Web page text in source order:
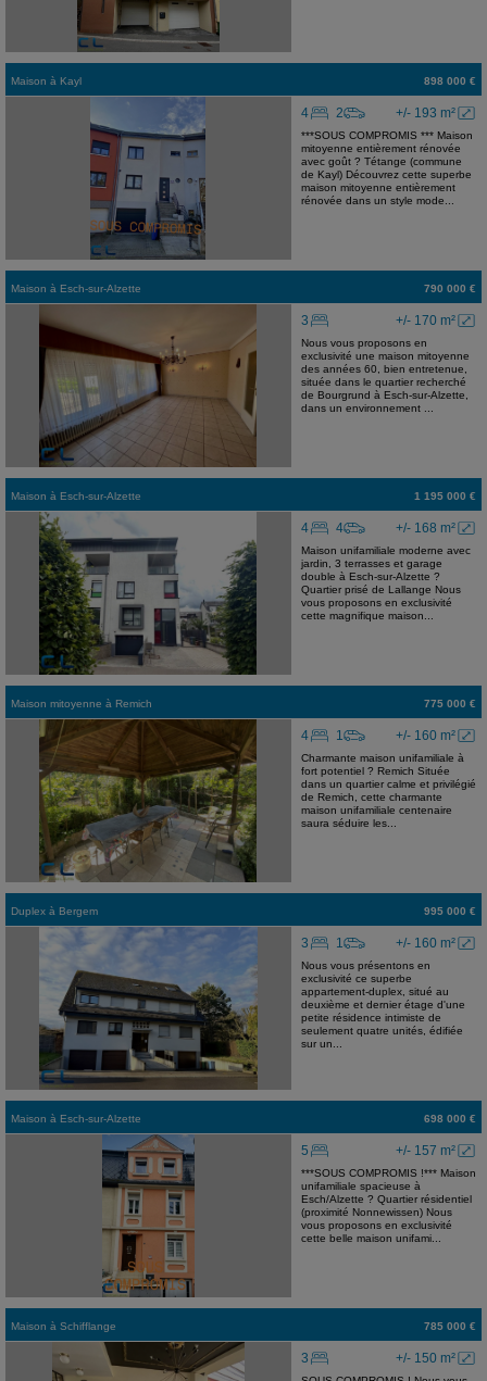
Maison à Kayl 898 000 €
+/- 193 m²
4 2
***SOUS COMPROMIS *** Maison
mitoyenne entièrement rénovée
avec goût ? Tétange (commune
de Kayl) Découvrez cette superbe
maison mitoyenne entièrement
rénovée dans un style mode...
Maison à Esch-sur-Alzette 790 000 €
+/- 170 m²
3
Nous vous proposons en
exclusivité une maison mitoyenne
des années 60, bien entretenue,
située dans le quartier recherché
de Bourgrund à Esch-sur-Alzette,
dans un environnement ...
Maison à Esch-sur-Alzette 1 195 000 €
+/- 168 m²
4 4
Maison unifamiliale moderne avec
jardin, 3 terrasses et garage
double à Esch-sur-Alzette ?
Quartier prisé de Lallange Nous
vous proposons en exclusivité
cette magnifique maison...
Maison mitoyenne à Remich 775 000 €
+/- 160 m²
4 1
Charmante maison unifamiliale à
fort potentiel ? Remich Située
dans un quartier calme et privilégié
de Remich, cette charmante
maison unifamiliale centenaire
saura séduire les...
Duplex à Bergem 995 000 €
+/- 160 m²
3 1
Nous vous présentons en
exclusivité ce superbe
appartement-duplex, situé au
deuxième et dernier étage d'une
petite résidence intimiste de
seulement quatre unités, édifiée
sur un...
Maison à Esch-sur-Alzette 698 000 €
+/- 157 m²
5
***SOUS COMPROMIS !*** Maison
unifamiliale spacieuse à
Esch/Alzette ? Quartier résidentiel
(proximité Nonnewissen) Nous
vous proposons en exclusivité
cette belle maison unifami...
Maison à Schifflange 785 000 €
+/- 150 m²
3